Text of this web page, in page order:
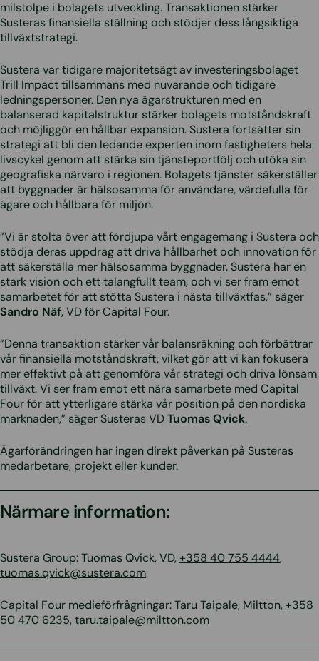
milstolpe i bolagets utveckling. Transaktionen stärker
Susteras finansiella ställning och stödjer dess långsiktiga
tillväxtstrategi.
Sustera var tidigare majoritetsägt av investeringsbolaget
Trill Impact tillsammans med nuvarande och tidigare
ledningspersoner. Den nya ägarstrukturen med en
balanserad kapitalstruktur stärker bolagets motståndskraft
och möjliggör en hållbar expansion. Sustera fortsätter sin
strategi att bli den ledande experten inom fastigheters hela
livscykel genom att stärka sin tjänsteportfölj och utöka sin
geografiska närvaro i regionen. Bolagets tjänster säkerställer
att byggnader är hälsosamma för användare, värdefulla för
ägare och hållbara för miljön.
”Vi är stolta över att fördjupa vårt engagemang i Sustera och
stödja deras uppdrag att driva hållbarhet och innovation för
att säkerställa mer hälsosamma byggnader. Sustera har en
stark vision och ett talangfullt team, och vi ser fram emot
samarbetet för att stötta Sustera i nästa tillväxtfas,” säger
Sandro Näf, VD för Capital Four.
”Denna transaktion stärker vår balansräkning och förbättrar
vår finansiella motståndskraft, vilket gör att vi kan fokusera
mer effektivt på att genomföra vår strategi och driva lönsam
tillväxt. Vi ser fram emot ett nära samarbete med Capital
Four för att ytterligare stärka vår position på den nordiska
marknaden,” säger Susteras VDTuomas Qvick.
Ägarförändringen har ingen direkt påverkan på Susteras
medarbetare, projekt eller kunder.
Närmare information:
Sustera Group: Tuomas Qvick, VD,+358 40 755 4444,
tuomas.qvick@sustera.com
Capital Four medieförfrågningar: Taru Taipale, Miltton,+358
50 470 6235,taru.taipale@miltton.com